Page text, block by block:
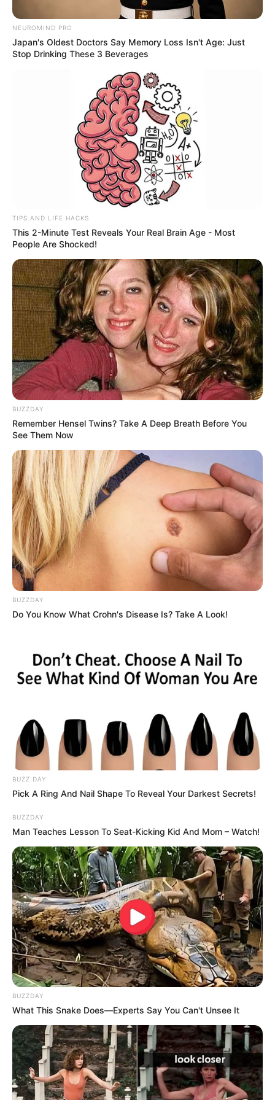
Amit Darji March 26, 2024 2,072
સુરતમાં 35 વર્ષીય જિમ ટ્રેનર સાહિલ પટેલનું હાર્ટ
એટેકથી મોત
આજકાલ દેશ અને દુનિયામાં હાર્ટ એટેકના કેસ ખૂબ જ ઝડપથી વધી રહ્યા
છે. અગાઉ મોટાભાગે આધેડ વયના લોકો આ રોગથી…
South Gujarat
Amit Darji March 19, 2024 945
વધુ એકનું હાર્ટ એટેકથી મોત : સુરતના નવાગામમાં
૪૭ વર્ષીય યુવકનું હાર્ટ એટેકથી મોત
આજકાલ દેશ અને દુનિયામાં હાર્ટ એટેકના કેસ ખૂબ જ ઝડપથી વધી રહ્યા
છે. અગાઉ મોટાભાગે આધેડ વયના લોકો આ રોગથી…
Read More »
Gujarat
Amit Darji January 31, 2024 836
રાજકોટમાં 27 વર્ષીય સગર્ભાનું હાર્ટ એટેકથી કરુણ
મોત
Read More »
હાર્ટ એટેક પહેલા આ રીતે એટેકના સંકેતો દેખાય છે,
જાણી લો
મોટી ઉંમરના લોકોમાં હ્રદયરોગની સમસ્યા હવે ભૂતકાળ બની ગઈ છે, હવે
સ્થિતિ એવી છે કે ખૂબ નાની ઉંમરના યુવાનો હૃદય…
Read More »
India
NEUROMIND PRO
Japan's Oldest Doctors Say Memory Loss Isn't Age: Just
Stop Drinking These 3 Beverages
TIPS AND LIFE HACKS
This 2-Minute Test Reveals Your Real Brain Age - Most
People Are Shocked!
BUZZDAY
Remember Hensel Twins? Take A Deep Breath Before You
See Them Now
BUZZDAY
Do You Know What Crohn's Disease Is? Take A Look!
BUZZ DAY
Pick A Ring And Nail Shape To Reveal Your Darkest Secrets!
BUZZDAY
Man Teaches Lesson To Seat-Kicking Kid And Mom – Watch!
BUZZDAY
What This Snake Does—Experts Say You Can't Unsee It